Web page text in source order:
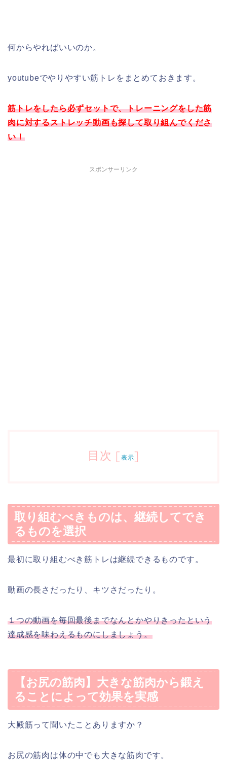
何からやればいいのか。
youtubeでやりやすい筋トレをまとめておきます。
筋トレをしたら必ずセットで、トレーニングをした筋
肉に対するストレッチ動画も探して取り組んでくださ
い！
スポンサーリンク
目次 [ 表示]
取り組むべきものは、継続してでき
るものを選択
最初に取り組むべき筋トレは継続できるものです。
動画の長さだったり、キツさだったり。
１つの動画を毎回最後までなんとかやりきったという
達成感を味わえるものにしましょう。
【お尻の筋肉】大きな筋肉から鍛え
ることによって効果を実感
大殿筋って聞いたことありますか？
お尻の筋肉は体の中でも大きな筋肉です。